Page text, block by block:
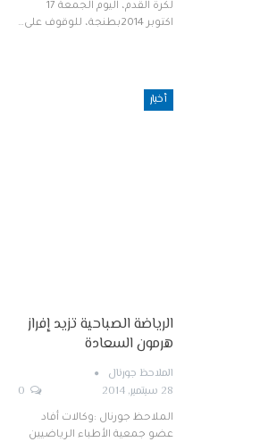
لكرة القدم، اليوم الجمعة 17
اكتوبر 2014بطنجة، للوقوف على…
أخبار
الرياضة الصباحية تزيد إفراز
هرمون السعادة
الملاحظ جورنال
28 سبتمبر, 2014
الملاحظ جورنال :وكالات أفاد
عضو جمعية الأطباء الرياضيين